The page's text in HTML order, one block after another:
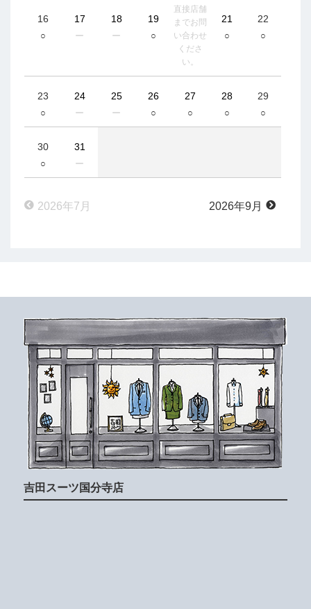
16
○
17
ー
18
ー
19
○
直接店舗
までお問
い合わせ
くださ
い。
21
○
22
○
23
○
24
ー
25
ー
26
○
27
○
28
○
29
○
30
○
31
ー
2026年7月 2026年9月
吉田スーツ国分寺店